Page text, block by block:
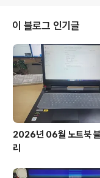
이 블로그 인기글
2026년 06월 노트북
리